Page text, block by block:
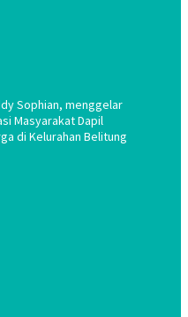
Sophian, menggelar
Masyarakat Dapil
di Kelurahan Belitung